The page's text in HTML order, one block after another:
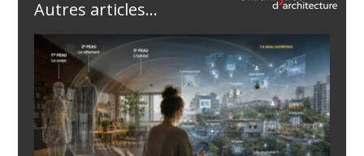
Autres articles...